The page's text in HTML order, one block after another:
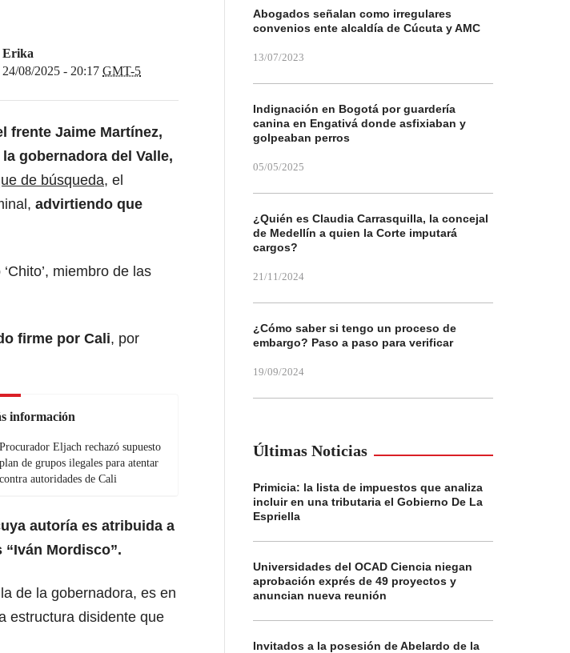
Erika
24/08/2025 - 20:17 GMT-5
frente Jaime Martínez,
gobernadora del Valle,
de búsqueda, el
advirtiendo que
miembro de las
firme por Cali, por
información
Procurador Eljach rechazó supuesto
plan de grupos ilegales para atentar
contra autoridades de Cali
autoría es atribuida a
Mordisco”.
de la gobernadora, es en
estructura disidente que
Abogados señalan como irregulares
convenios ente alcaldía de Cúcuta y AMC
13/07/2023
Indignación en Bogotá por guardería
canina en Engativá donde asfixiaban y
golpeaban perros
05/05/2025
¿Quién es Claudia Carrasquilla, la concejal
de Medellín a quien la Corte imputará
cargos?
21/11/2024
¿Cómo saber si tengo un proceso de
embargo? Paso a paso para verificar
19/09/2024
Últimas Noticias
Primicia: la lista de impuestos que analiza
incluir en una tributaria el Gobierno De La
Espriella
Universidades del OCAD Ciencia niegan
aprobación exprés de 49 proyectos y
anuncian nueva reunión
Invitados a la posesión de Abelardo de la